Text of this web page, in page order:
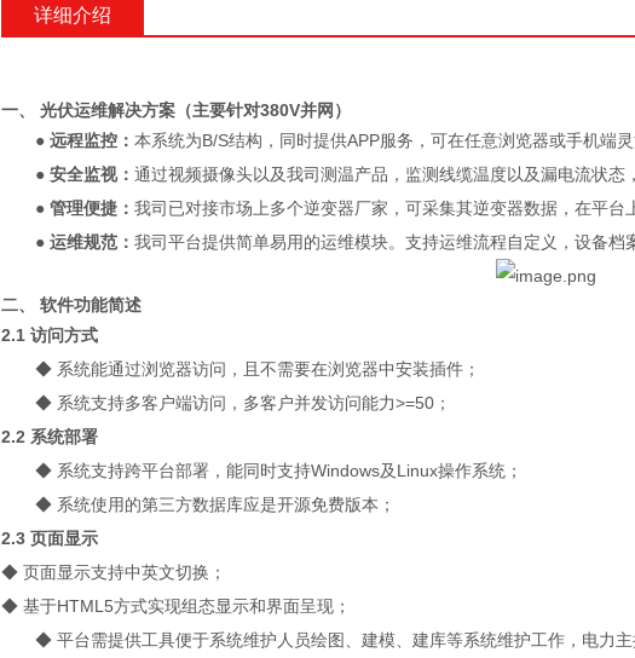
详细介绍
一、 光伏运维解决方案（主要针对380V并网）
● 远程监控： 本系统为B/S结构，同时提供APP服务，可在任意浏览器或手机端灵
● 安全监视： 通过视频摄像头以及我司测温产品，监测线缆温度以及漏电流状态
● 管理便捷： 我司已对接市场上多个逆变器厂家，可采集其逆变器数据，在平台
● 运维规范： 我司平台提供简单易用的运维模块。支持运维流程自定义，设备档
二、 软件功能简述
2.1 访问方式
◆ 系统能通过浏览器访问，且不需要在浏览器中安装插件；
◆ 系统支持多客户端访问，多客户并发访问能力>=50；
2.2 系统部署
◆ 系统支持跨平台部署，能同时支持Windows及Linux操作系统；
◆ 系统使用的第三方数据库应是开源免费版本；
2.3 页面显示
◆ 页面显示支持中英文切换；
◆ 基于HTML5方式实现组态显示和界面呈现；
◆ 平台需提供工具便于系统维护人员绘图、建模、建库等系统维护工作，电力